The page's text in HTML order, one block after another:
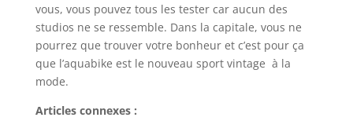
vous, vous pouvez tous les tester car aucun des
studios ne se ressemble. Dans la capitale, vous ne
pourrez que trouver votre bonheur et c’est pour ça
que l’aquabike est le nouveau sport vintage à la
mode.
Articles connexes :